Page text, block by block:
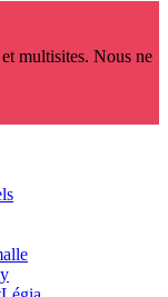
multisites. Nous ne